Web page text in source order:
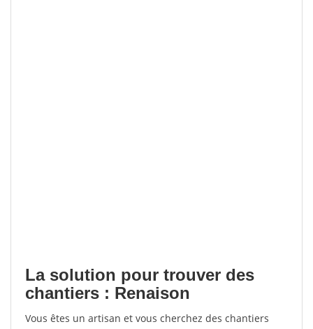
La solution pour trouver des
chantiers : Renaison
Vous êtes un artisan et vous cherchez des chantiers